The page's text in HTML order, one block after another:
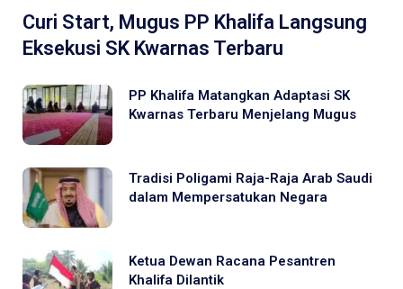
Curi Start, Mugus PP Khalifa Langsung
Eksekusi SK Kwarnas Terbaru
PP Khalifa Matangkan Adaptasi SK
Kwarnas Terbaru Menjelang Mugus
Tradisi Poligami Raja-Raja Arab Saudi
dalam Mempersatukan Negara
Ketua Dewan Racana Pesantren
Khalifa Dilantik